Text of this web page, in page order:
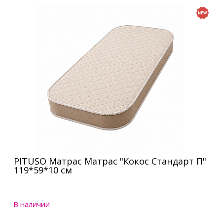
PITUSO Матрас Матрас "Кокос Стандарт П"
119*59*10 см
В наличии